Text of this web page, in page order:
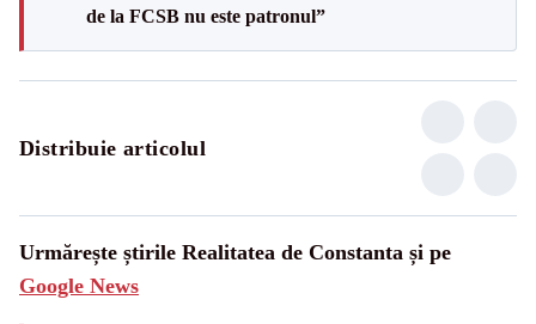
de la FCSB nu este patronul”
Distribuie articolul
Urmărește știrile Realitatea de Constanta și pe
Google News